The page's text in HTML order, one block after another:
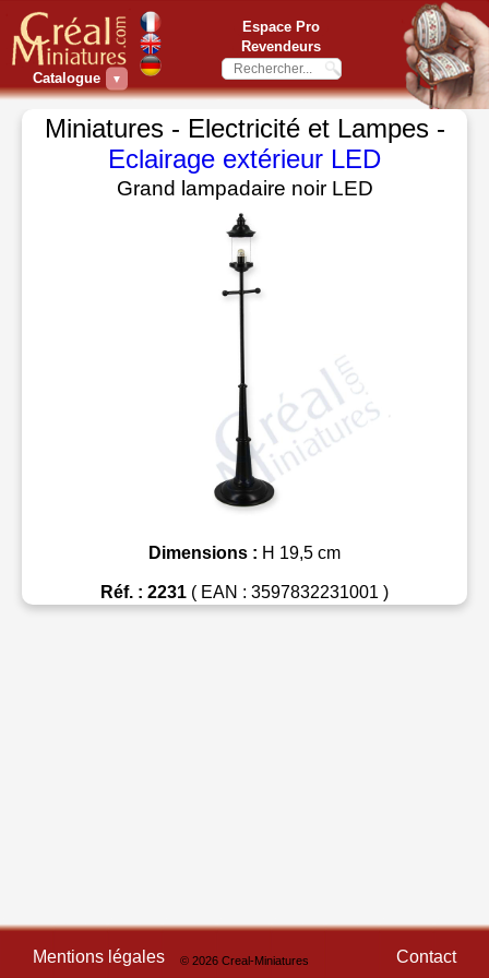
Catalogue ▼
Espace Pro
Revendeurs
Miniatures - Electricité et Lampes -
Eclairage extérieur LED
Grand lampadaire noir LED
Dimensions : H 19,5 cm
Réf. : 2231 ( EAN : 3597832231001 )
Mentions légales © 2026 Creal-Miniatures Contact